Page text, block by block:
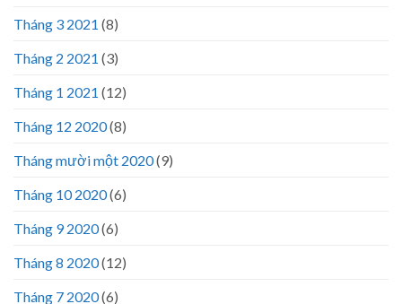
Tháng 3 2021 (8)
Tháng 2 2021 (3)
Tháng 1 2021 (12)
Tháng 12 2020(8)
Tháng mười một 2020(9)
Tháng 10 2020(6)
Tháng 9 2020(6)
Tháng 8 2020(12)
Tháng 7 2020(6)